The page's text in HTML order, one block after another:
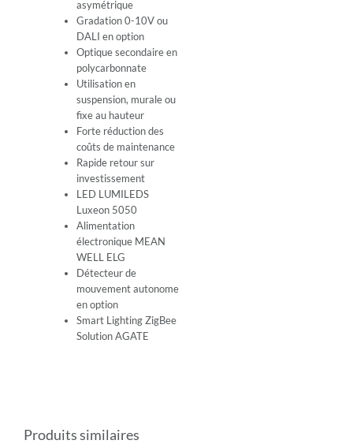
asymétrique
Gradation 0-10V ou
DALI en option
Optique secondaire en
polycarbonnate
Utilisation en
suspension, murale ou
fixe au hauteur
Forte réduction des
coûts de maintenance
Rapide retour sur
investissement
LED LUMILEDS
Luxeon 5050
Alimentation
électronique MEAN
WELL ELG
Détecteur de
mouvement autonome
en option
Smart Lighting ZigBee
Solution AGATE
Produits similaires